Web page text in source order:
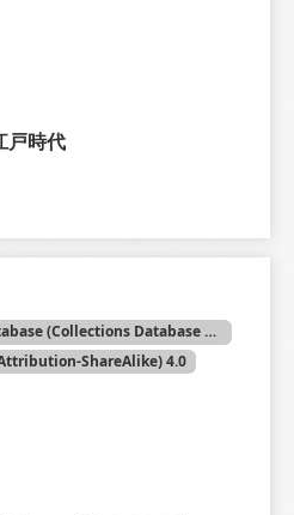
戸時代
Rekihaku Collection Database (Collections Database of the National Museum of Japanese History)
ShareAlike) 4.0